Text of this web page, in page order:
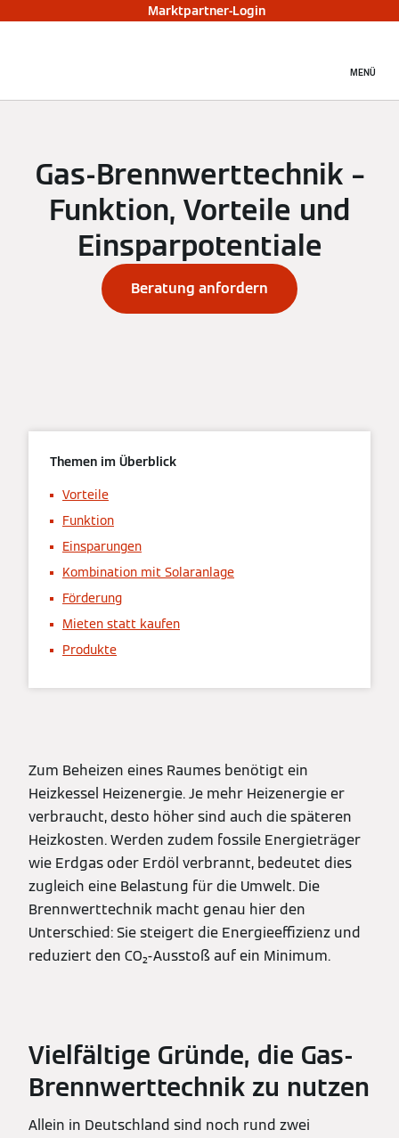
Marktpartner-Login
MENÜ
Gas-Brennwerttechnik –
Funktion, Vorteile und
Einsparpotentiale
Beratung anfordern
Themen im Überblick
Vorteile
Funktion
Einsparungen
Kombination mit Solaranlage
Förderung
Mieten statt kaufen
Produkte
Zum Beheizen eines Raumes benötigt ein
Heizkessel Heizenergie. Je mehr Heizenergie er
verbraucht, desto höher sind auch die späteren
Heizkosten. Werden zudem fossile Energieträger
wie Erdgas oder Erdöl verbrannt, bedeutet dies
zugleich eine Belastung für die Umwelt. Die
Brennwerttechnik macht genau hier den
Unterschied: Sie steigert die Energieeffizienz und
reduziert den CO₂-Ausstoß auf ein Minimum.
Vielfältige Gründe, die Gas-
Brennwerttechnik zu nutzen
Allein in Deutschland sind noch rund zwei